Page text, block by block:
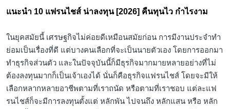
แนะนำ 10 แฟรนไชส์ น่าลงทุน [2026] คืนทุนไว กำไรงาม
ในยุคสมัยนี้ เศรษฐกิจไม่ค่อยดีเหมือนสมัยก่อน การมีงานประจำทำ
ย่อมเป็นเรื่องที่ดี แต่บางคนเลือกที่จะเป็นนายตัวเอง โดยการออกมา
ทำธุรกิจส่วนตัว และในปัจจุบันนี้ก็มีธุรกิจมากมายหลายอย่างที่ไม่
ต้องลงทุนมากก็เป็นเจ้าเองได้ นั่นก็คือธุรกิจแฟรนไชส์ โดยจะมีให้
เลือกหลากหลายอาชีพตามที่เราถนัด หรือตามที่เราชอบ แต่ละแฟ
รนไชส์ก็จะมีการลงทุนตั้งแต่ หลักพัน ไปจนถึง หลักแสน หรือ หลัก